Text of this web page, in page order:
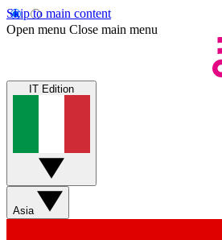
Skip to main content
Open menu Close main menu
IT Edition
Asia